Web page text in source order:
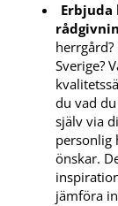
Erbjuda
Sverige?
du vad
själv via
personlig
önskar.
jämföra